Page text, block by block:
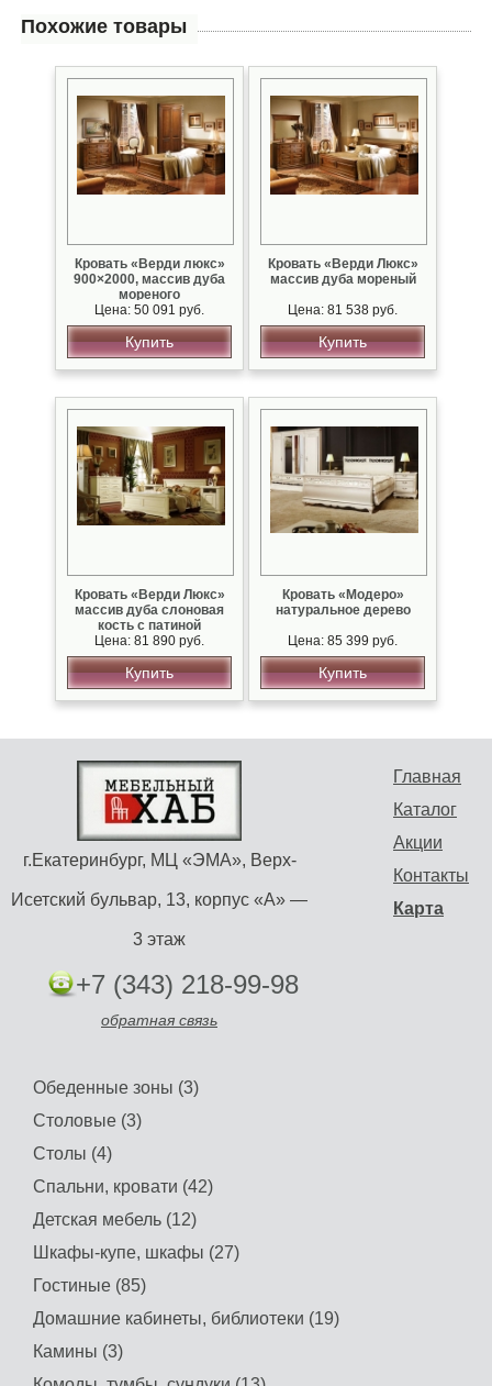
Похожие товары
Кровать «Верди люкс»
900×2000, массив дуба
мореного
Цена: 50 091 руб.
Купить
Кровать «Верди Люкс»
массив дуба мореный
Цена: 81 538 руб.
Купить
Кровать «Верди Люкс»
массив дуба слоновая
кость с патиной
Цена: 81 890 руб.
Купить
Кровать «Модеро»
натуральное дерево
Цена: 85 399 руб.
Купить
Главная
Каталог
Акции
Контакты
Карта
г.Екатеринбург, МЦ «ЭМА», Верх-
Исетский бульвар, 13, корпус «А» —
3 этаж
+7 (343) 218-99-98
обратная связь
Обеденные зоны (3)
Столовые (3)
Столы (4)
Спальни, кровати (42)
Детская мебель (12)
Шкафы-купе, шкафы (27)
Гостиные (85)
Домашние кабинеты, библиотеки (19)
Камины (3)